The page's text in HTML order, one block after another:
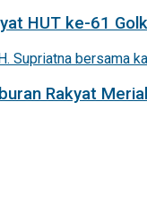
HUT ke-61
Rakyat